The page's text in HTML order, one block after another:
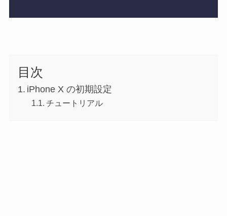
目次
iPhone X の初期設定
チュートリアル